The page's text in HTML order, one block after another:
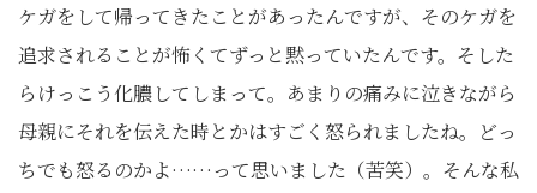
ケガをして帰ってきたことがあったんですが、そのケガを
追求されることが怖くてずっと黙っていたんです。そした
らけっこう化膿してしまって。あまりの痛みに泣きながら
母親にそれを伝えた時とかはすごく怒られましたね。どっ
ちでも怒るのかよ……って思いました（苦笑）。そんな私